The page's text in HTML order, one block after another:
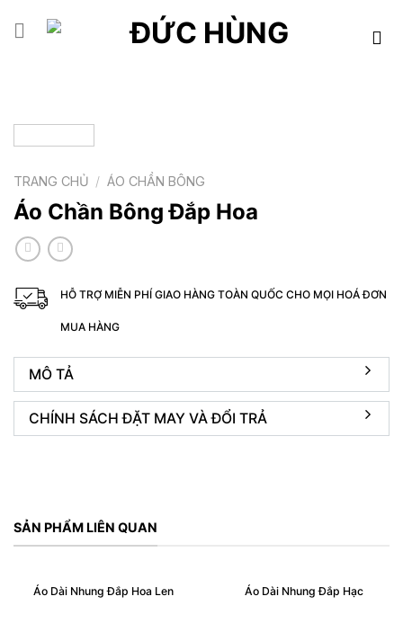
TRANG CHỦ / ÁO CHẦN BÔNG
Áo Chần Bông Đắp Hoa
HỖ TRỢ MIỄN PHÍ GIAO HÀNG TOÀN QUỐC CHO MỌI HOÁ ĐƠN
MUA HÀNG
MÔ TẢ
CHÍNH SÁCH ĐẶT MAY VÀ ĐỔI TRẢ
SẢN PHẨM LIÊN QUAN
Áo Dài Nhung Đắp Hoa Len Áo Dài Nhung Đắp Hạc